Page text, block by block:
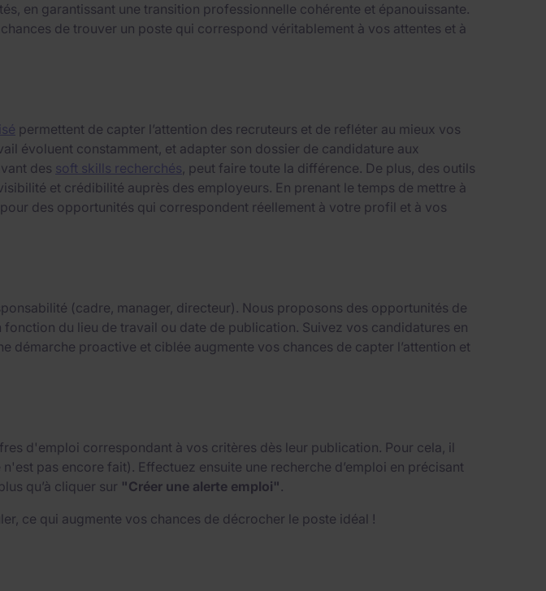
en garantissant une transition professionnelle cohérente et épanouissante.
de trouver un poste qui correspond véritablement à vos attentes et à
permettent de capter l’attention des recruteurs et de refléter au mieux vos
évoluent constamment, et adapter son dossier de candidature aux
des soft skills recherchés, peut faire toute la différence. De plus, des outils
et crédibilité auprès des employeurs. En prenant le temps de mettre à
des opportunités qui correspondent réellement à votre profil et à vos
(cadre, manager, directeur). Nous proposons des opportunités de
du lieu de travail ou date de publication. Suivez vos candidatures en
proactive et ciblée augmente vos chances de capter l’attention et
d'emploi correspondant à vos critères dès leur publication. Pour cela, il
n'est pas encore fait). Effectuez ensuite une recherche d’emploi en précisant
qu’à cliquer sur "Créer une alerte emploi" .
ce qui augmente vos chances de décrocher le poste idéal !